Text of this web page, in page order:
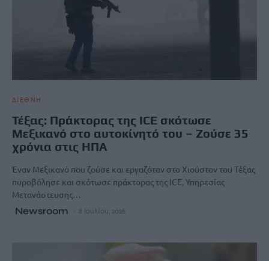
ΔΙΕΘΝΗ
Τέξας: Πράκτορας της ICE σκότωσε
Μεξικανό στο αυτοκίνητό του – Ζούσε 35
χρόνια στις ΗΠΑ
Έναν Μεξικανό που ζούσε και εργαζόταν στο Χιούστον του Τέξας
πυροβόλησε και σκότωσε πράκτορας της ICE, Υπηρεσίας
Μετανάστευσης…
Newsroom 8 Ιουλίου, 2026